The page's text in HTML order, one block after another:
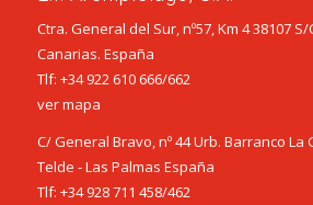
Ctra. General del Sur, nº57, Km 4 38107
Canarias. España
Tlf: +34 922 610 666/662
ver mapa
C/ General Bravo, nº 44 Urb. Barranco La
Telde - Las Palmas España
Tlf: +34 928 711 458/462